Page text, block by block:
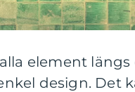
element
design. Det